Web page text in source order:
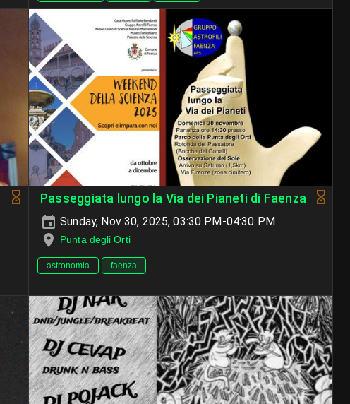
Passeggiata lungo la Via dei Pianeti di Faenza
Sunday, Nov 30, 2025, 03:30 PM-04:30 PM
Punta degli Orti
astronomia faenza